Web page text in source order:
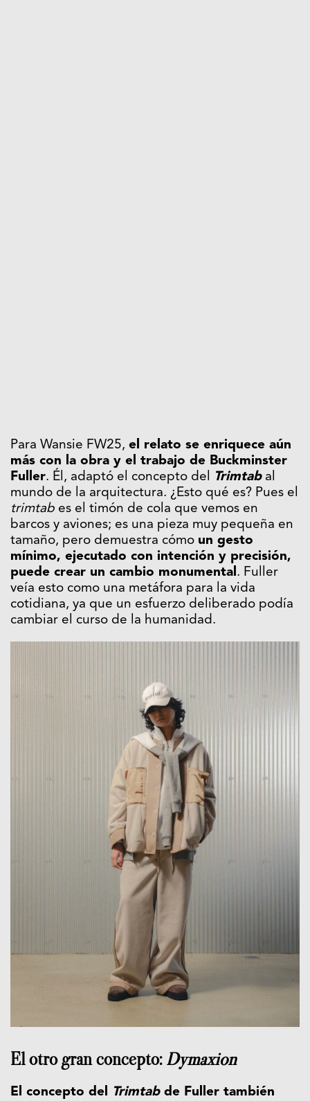
Para Wansie FW25, el relato se enriquece aún
más con la obra y el trabajo de Buckminster
Fuller. Él, adaptó el concepto del Trimtabal
mundo de la arquitectura. ¿Esto qué es? Pues el
trimtab es el timón de cola que vemos en
barcos y aviones; es una pieza muy pequeña en
tamaño, pero demuestra cómo un gesto
mínimo, ejecutado con intención y precisión,
puede crear un cambio monumental. Fuller
veía esto como una metáfora para la vida
cotidiana, ya que un esfuerzo deliberado podía
cambiar el curso de la humanidad.
El otro gran concepto: Dymaxion
El concepto del Trimtabde Fuller también